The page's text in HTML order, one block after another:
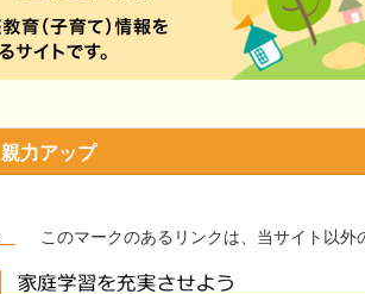
親力アップ
このマークのあるリンクは、当サイト以外